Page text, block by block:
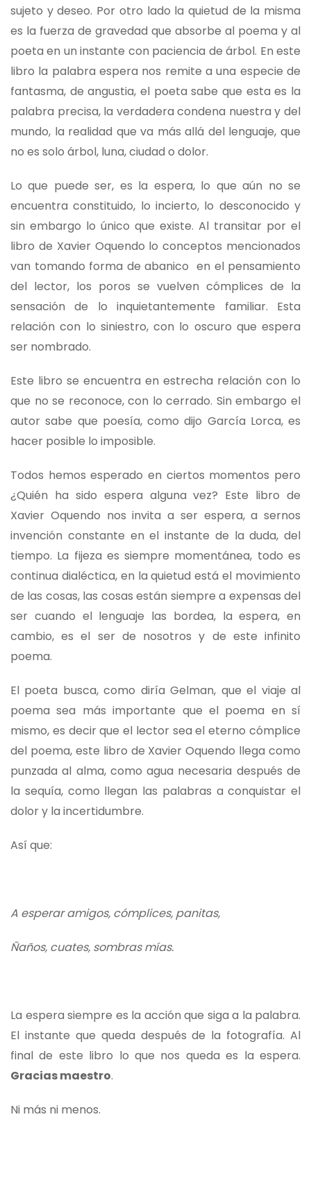
sujeto y deseo. Por otro lado la quietud de la misma
es la fuerza de gravedad que absorbe al poema y al
poeta en un instante con paciencia de árbol. En este
libro la palabra espera nos remite a una especie de
fantasma, de angustia, el poeta sabe que esta es la
palabra precisa, la verdadera condena nuestra y del
mundo, la realidad que va más allá del lenguaje, que
no es solo árbol, luna, ciudad o dolor.
Lo que puede ser, es la espera, lo que aún no se
encuentra constituido, lo incierto, lo desconocido y
sin embargo lo único que existe. Al transitar por el
libro de Xavier Oquendo lo conceptos mencionados
van tomando forma de abanico en el pensamiento
del lector, los poros se vuelven cómplices de la
sensación de lo inquietantemente familiar. Esta
relación con lo siniestro, con lo oscuro que espera
ser nombrado.
Este libro se encuentra en estrecha relación con lo
que no se reconoce, con lo cerrado. Sin embargo el
autor sabe que poesía, como dijo García Lorca, es
hacer posible lo imposible.
Todos hemos esperado en ciertos momentos pero
¿Quién ha sido espera alguna vez? Este libro de
Xavier Oquendo nos invita a ser espera, a sernos
invención constante en el instante de la duda, del
tiempo. La fijeza es siempre momentánea, todo es
continua dialéctica, en la quietud está el movimiento
de las cosas, las cosas están siempre a expensas del
ser cuando el lenguaje las bordea, la espera, en
cambio, es el ser de nosotros y de este infinito
poema.
El poeta busca, como diría Gelman, que el viaje al
poema sea más importante que el poema en sí
mismo, es decir que el lector sea el eterno cómplice
del poema, este libro de Xavier Oquendo llega como
punzada al alma, como agua necesaria después de
la sequía, como llegan las palabras a conquistar el
dolor y la incertidumbre.
Así que:
A esperar amigos, cómplices, panitas,
Ñaños, cuates, sombras mías.
La espera siempre es la acción que siga a la palabra.
El instante que queda después de la fotografía. Al
final de este libro lo que nos queda es la espera.
Gracias maestro.
Ni más ni menos.